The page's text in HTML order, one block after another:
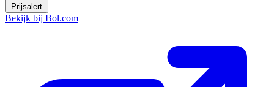
Prijsalert
Bekijk bij Bol.com